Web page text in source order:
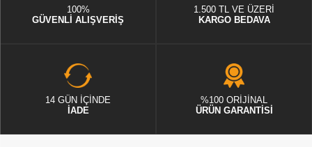
100%
GÜVENLİ ALIŞVERİŞ
1.500 TL VE ÜZERİ
KARGO BEDAVA
14 GÜN İÇİNDE
İADE
%100 ORİJİNAL
ÜRÜN GARANTİSİ